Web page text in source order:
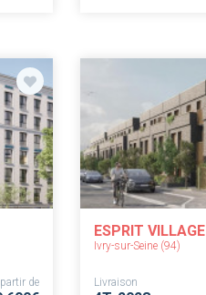
de
ESPRIT VILLAGE
Ivry-sur-Seine (94)
Livraison